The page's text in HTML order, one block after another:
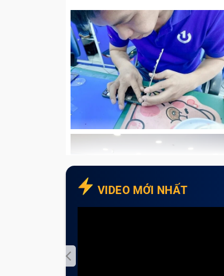
Ứng dụng camera khi khởi
đốm vàng, hình ảnh không thể
Camera không hoạt động,
Camera bị sai màu, ảnh chụp
Camera bị hư hỏng phần
mainboard,…
VIDEO MỚI NHẤT